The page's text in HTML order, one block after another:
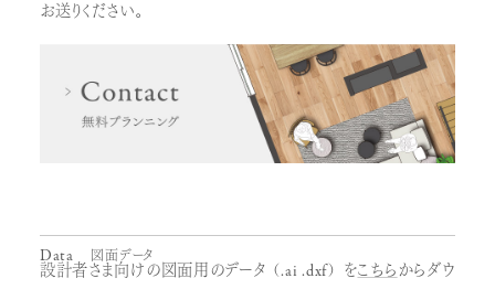
お送りください。
Data 図面データ
設計者さま向けの図面用のデータ（.ai .dxf）をこちらからダウ